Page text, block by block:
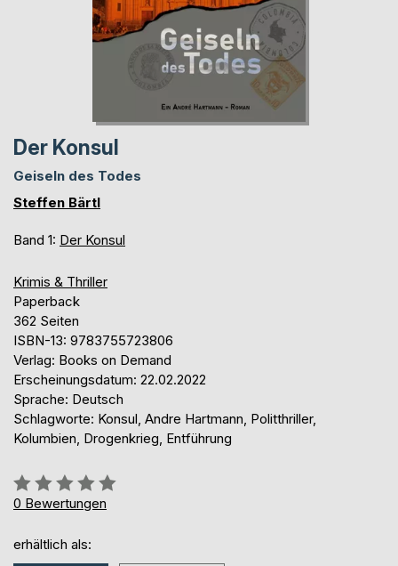
Der Konsul
Geiseln des Todes
Steffen Bärtl
Band 1: Der Konsul
Krimis & Thriller
Paperback
362 Seiten
ISBN-13: 9783755723806
Verlag: Books on Demand
Erscheinungsdatum: 22.02.2022
Sprache: Deutsch
Schlagworte: Konsul, Andre Hartmann, Politthriller,
Kolumbien, Drogenkrieg, Entführung
Bewertung::
0%
0 Bewertungen
erhältlich als: